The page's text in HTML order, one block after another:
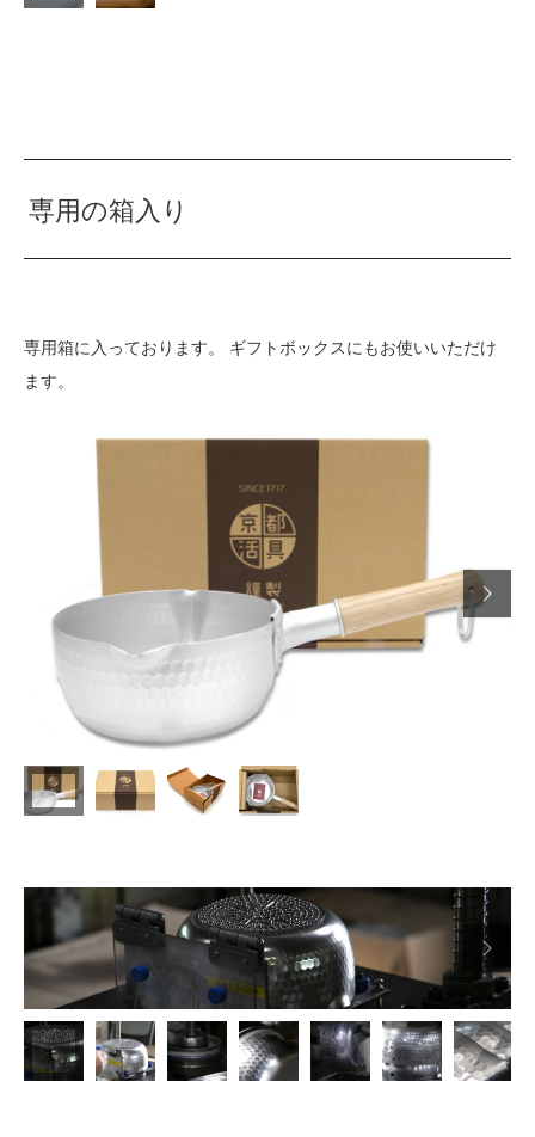
専用の箱入り
専用箱に入っております。 ギフトボックスにもお使いいただけ
ます。

